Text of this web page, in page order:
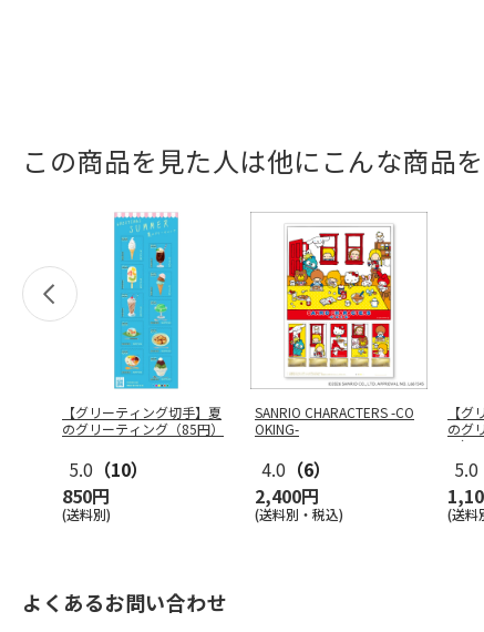
この商品を見た人は他にこんな商品を
【グリーティング切手】夏
のグリーティング（85円）
5.0 （10）
850円
(送料別)
SANRIO CHARACTERS -CO
OKING-
4.0 （6）
2,400円
(送料別・税込)
【
のグ
円）
5.0
(送料
よくあるお問い合わせ